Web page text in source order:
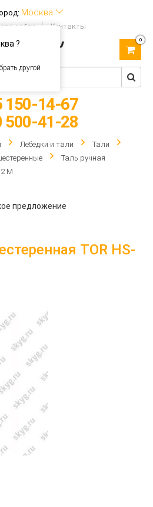
Москва
?
другой
сайта Контакты
0
150-14-67
500-41-28
Лебёдки и тали
Тали
Таль ручная
М
предложение
TOR HS-